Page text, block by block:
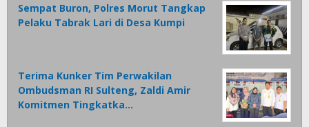
Sempat Buron, Polres Morut Tangkap
Pelaku Tabrak Lari di Desa Kumpi
Terima Kunker Tim Perwakilan
Ombudsman RI Sulteng, Zaldi Amir
Komitmen Tingkatka…